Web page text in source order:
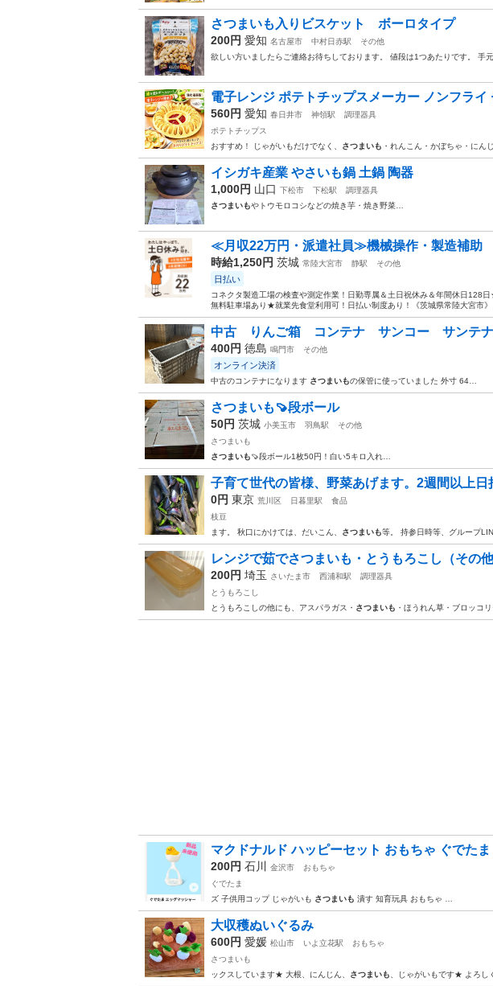
さつまいも入りビスケット ボーロタイプ
200円 愛知 名古屋市 中村日赤駅
その他
欲しい方いましたらご連絡お待ちしております。 値段は1つあたりです。 手
電子レンジ ポテトチップスメーカー ノンフライ
560円 愛知 春日井市 神領駅
調理器具
ポテトチップス
おすすめ！ じゃがいもだけでなく、 さつまいも ・れんこん・かぼちゃ・にん
イシガキ産業 やさいも鍋 土鍋 陶器
1,000円 山口 下松市 下松駅
調理器具
さつまいもやトウモロコシなどの焼き芋・焼き野菜…
≪月収22万円・派遣社員≫機械操作・製造補助
時給1,250円 茨城 常陸大宮市 静駅 その他
日払い
コネクタ製造工場の検査や測定作業！日勤専属＆土日祝休み＆年間休日128
無料駐車場あり★就業先食堂利用可！日払い制度あり！《茨城県常陸大宮市
中古 りんご箱 コンテナ サンコー サンテ
400円 徳島 鳴門市 その他
オンライン決済
中古のコンテナになります さつまいもの保管に使っていました 外寸 64…
さつまいも🍠段ボール
50円 茨城 小美玉市 羽鳥駅
その他
さつまいも
さつまいも🍠段ボール1枚50円！白い5キロ入れ…
子育て世代の皆様、野菜あげます。2週間以上日
0円 東京 荒川区 日暮里駅
食品
枝豆
ます。 秋口にかけては、だいこん、 さつまいも等。 持参日時等、グループ
レンジで茹でさつまいも・とうもろこし（その他
200円 埼玉 さいたま市 西浦和駅
調理器具
とうもろこし
とうもろこしの他にも、アスパラガス・ さつまいも ・ほうれん草・ブロッコ
マクドナルド ハッピーセット おもちゃ ぐでた
200円 石川 金沢市
おもちゃ
ぐでたま
ズ 子供用コップ じゃがいも さつまいも 潰す 知育玩具 おもちゃ …
大収穫ぬいぐるみ
600円 愛媛 松山市 いよ立花駅
おもちゃ
さつまいも
ックスしています★ 大根、にんじん、 さつまいも 、じゃがいもです★ よろし